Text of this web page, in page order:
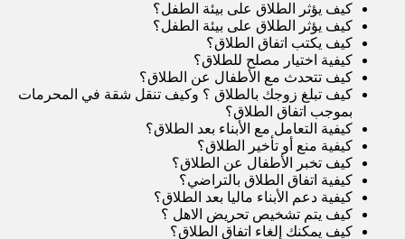
كيف يؤثر الطلاق على بيئة الطفل؟
كيف يؤثر الطلاق على بيئة الطفل؟
كيف يكتب اتفاق الطلاق؟
كيفية اختيار مصلح للطلاق؟
كيف تتحدث مع الأطفال عن الطلاق؟
كيف تبلغ زوجك بالطلاق ؟ وكيف تنقل شقة في المحرمات
بموجب اتفاق الطلاق؟
كيفية التعامل مع الأبناء بعد الطلاق؟
كيفية منع أو تأخير الطلاق؟
كيف تخبر الأطفال عن الطلاق؟
كيفية اتفاق الطلاق بالتراضي؟
كيفية دعم الأبناء ماليا بعد الطلاق؟
كيف يتم تشخيص تحريض الاهل ؟
كيف يمكنك إلغاء اتفاق الطلاق؟